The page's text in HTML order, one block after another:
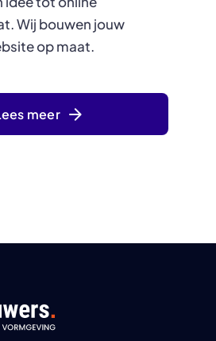
Wij bouwen jouw
op maat.
meer